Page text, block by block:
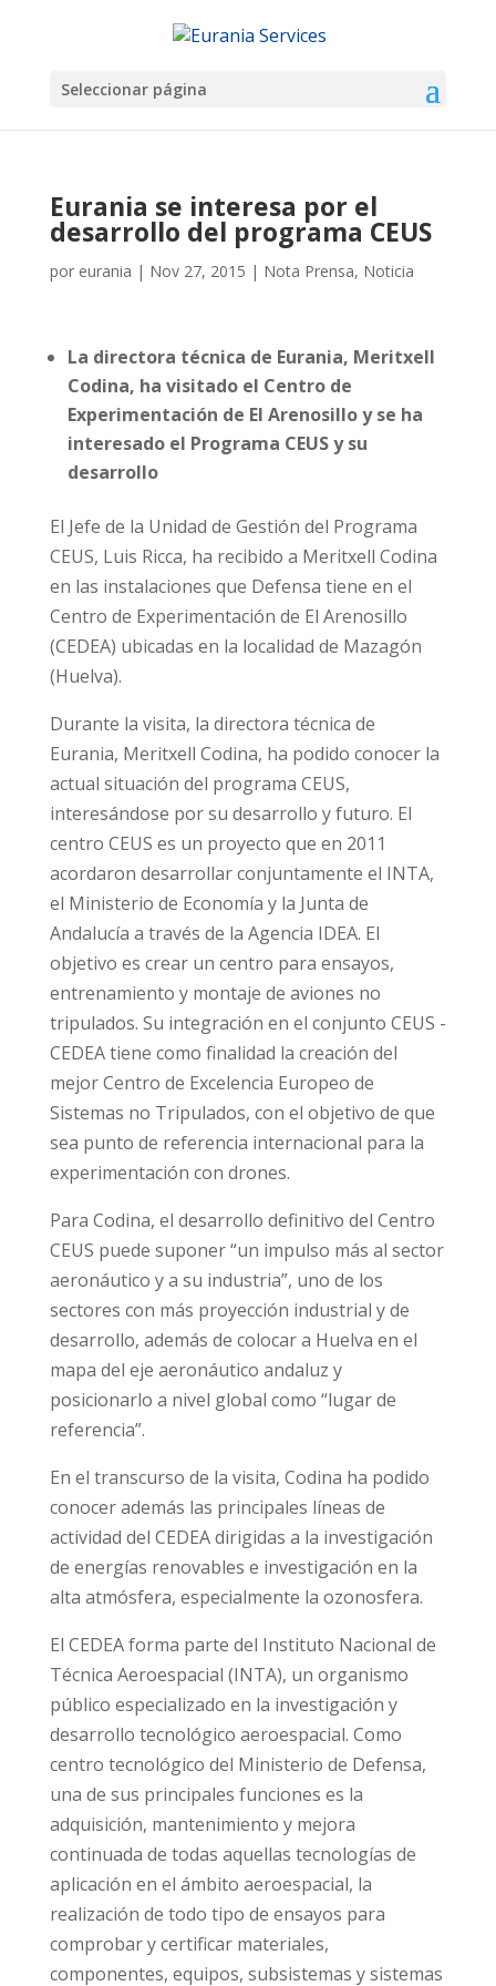
Seleccionar página
Eurania se interesa por el
desarrollo del programa CEUS
por eurania | Nov 27, 2015 | Nota Prensa, Noticia
La directora técnica de Eurania, Meritxell
Codina, ha visitado el Centro de
Experimentación de El Arenosillo y se ha
interesado el Programa CEUS y su
desarrollo
El Jefe de la Unidad de Gestión del Programa
CEUS, Luis Ricca, ha recibido a Meritxell Codina
en las instalaciones que Defensa tiene en el
Centro de Experimentación de El Arenosillo
(CEDEA) ubicadas en la localidad de Mazagón
(Huelva).
Durante la visita, la directora técnica de
Eurania, Meritxell Codina, ha podido conocer la
actual situación del programa CEUS,
interesándose por su desarrollo y futuro. El
centro CEUS es un proyecto que en 2011
acordaron desarrollar conjuntamente el INTA,
el Ministerio de Economía y la Junta de
Andalucía a través de la Agencia IDEA. El
objetivo es crear un centro para ensayos,
entrenamiento y montaje de aviones no
tripulados. Su integración en el conjunto CEUS -
CEDEA tiene como finalidad la creación del
mejor Centro de Excelencia Europeo de
Sistemas no Tripulados, con el objetivo de que
sea punto de referencia internacional para la
experimentación con drones.
Para Codina, el desarrollo definitivo del Centro
CEUS puede suponer “un impulso más al sector
aeronáutico y a su industria”, uno de los
sectores con más proyección industrial y de
desarrollo, además de colocar a Huelva en el
mapa del eje aeronáutico andaluz y
posicionarlo a nivel global como “lugar de
referencia”.
En el transcurso de la visita, Codina ha podido
conocer además las principales líneas de
actividad del CEDEA dirigidas a la investigación
de energías renovables e investigación en la
alta atmósfera, especialmente la ozonosfera.
El CEDEA forma parte del Instituto Nacional de
Técnica Aeroespacial (INTA), un organismo
público especializado en la investigación y
desarrollo tecnológico aeroespacial. Como
centro tecnológico del Ministerio de Defensa,
una de sus principales funciones es la
adquisición, mantenimiento y mejora
continuada de todas aquellas tecnologías de
aplicación en el ámbito aeroespacial, la
realización de todo tipo de ensayos para
comprobar y certificar materiales,
componentes, equipos, subsistemas y sistemas